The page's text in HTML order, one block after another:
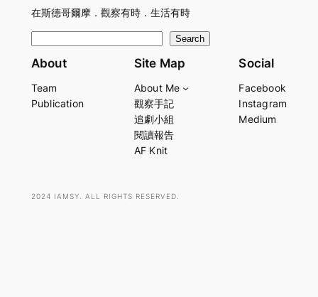
在斯德哥爾摩．觀察有時．生活有時
e
r
Search
About
Team
Publication
Site Map
About Me
觀察手記
追劇小組
閱讀報告
AF Knit
Social
Facebook
Instagram
Medium
2024 IAMSY. ALL RIGHTS RESERVED.